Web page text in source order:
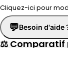
Cliquez-ici pour
💬Besoin d'aide
⚖ Comparatif